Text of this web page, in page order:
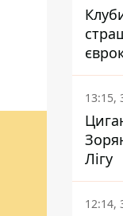
13:15,
Лігу
12:14,